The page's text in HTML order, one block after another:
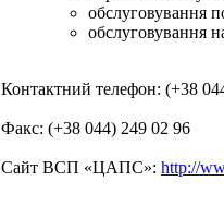
обслуговування
обслуговування
Контактний телефон: (+38
Факс: (+38 044) 249 02 96
Сайт ВСП «ЦАПС»: http://